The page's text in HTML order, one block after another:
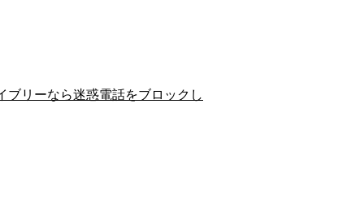
ブリーなら迷惑電話をブロックし